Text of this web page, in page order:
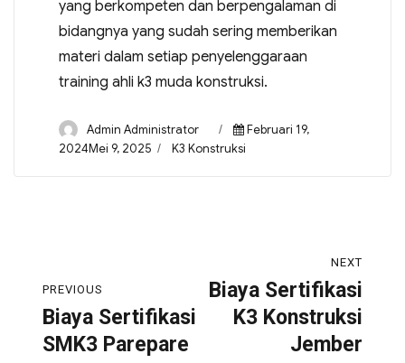
yang berkompeten dan berpengalaman di
bidangnya yang sudah sering memberikan
materi dalam setiap penyelenggaraan
training ahli k3 muda konstruksi.
Admin Administrator
Februari 19,
2024Mei 9, 2025
K3 Konstruksi
PREVIOUS
Biaya Sertifikasi
SMK3 Parepare
NEXT
Biaya Sertifikasi
K3 Konstruksi
Jember